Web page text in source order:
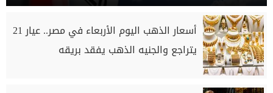
أسعار الذهب اليوم الأربعاء في مصر.. عيار 21
يتراجع والجنيه الذهب يفقد بريقه